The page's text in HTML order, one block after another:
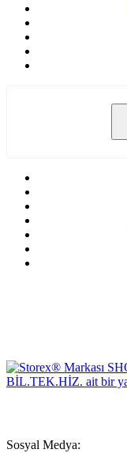
Sosyal Medya: